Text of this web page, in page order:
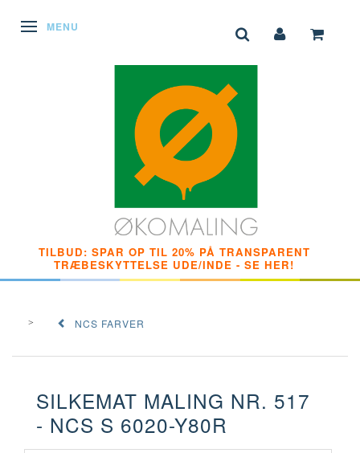
SKIFTE NAVIGATION
MENU
TILBUD: SPAR OP TIL 20% PÅ TRANSPARENT
TRÆBESKYTTELSE UDE/INDE - SE HER!
NCS FARVER
SILKEMAT MALING NR. 517
- NCS S 6020-Y80R